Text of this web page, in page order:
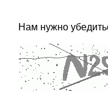
Нам нужно